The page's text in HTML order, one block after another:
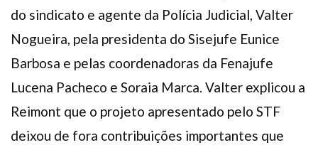
do sindicato e agente da Polícia Judicial, Valter
Nogueira, pela presidenta do Sisejufe Eunice
Barbosa e pelas coordenadoras da Fenajufe
Lucena Pacheco e Soraia Marca. Valter explicou a
Reimont que o projeto apresentado pelo STF
deixou de fora contribuições importantes que